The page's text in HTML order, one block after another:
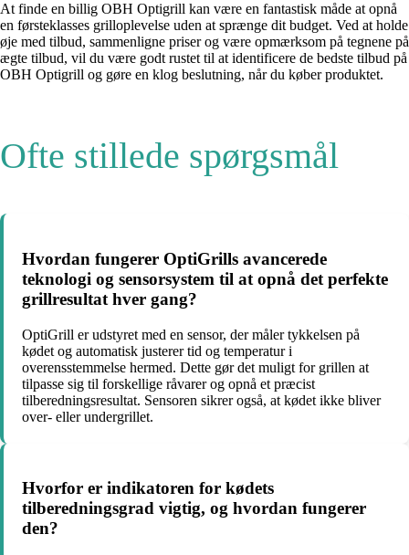
At finde en billig OBH Optigrill kan være en fantastisk måde at opnå
en førsteklasses grilloplevelse uden at sprænge dit budget. Ved at holde
øje med tilbud, sammenligne priser og være opmærksom på tegnene på
ægte tilbud, vil du være godt rustet til at identificere de bedste tilbud på
OBH Optigrill og gøre en klog beslutning, når du køber produktet.
Ofte stillede spørgsmål
Hvordan fungerer OptiGrills avancerede
teknologi og sensorsystem til at opnå det perfekte
grillresultat hver gang?
OptiGrill er udstyret med en sensor, der måler tykkelsen på
kødet og automatisk justerer tid og temperatur i
overensstemmelse hermed. Dette gør det muligt for grillen at
tilpasse sig til forskellige råvarer og opnå et præcist
tilberedningsresultat. Sensoren sikrer også, at kødet ikke bliver
over- eller undergrillet.
Hvorfor er indikatoren for kødets
tilberedningsgrad vigtig, og hvordan fungerer
den?